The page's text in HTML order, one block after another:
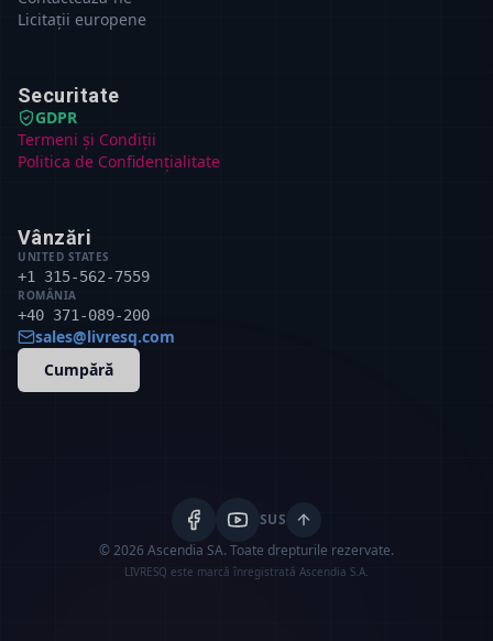
Licitații europene
Securitate
GDPR
Termeni și Condiții
Politica de Confidențialitate
Vânzări
UNITED STATES
+1 315-562-7559
ROMÂNIA
+40 371-089-200
sales@livresq.com
Cumpără
SUS
© 2026 Ascendia SA. Toate drepturile rezervate.
LIVRESQ este marcă înregistrată Ascendia S.A.